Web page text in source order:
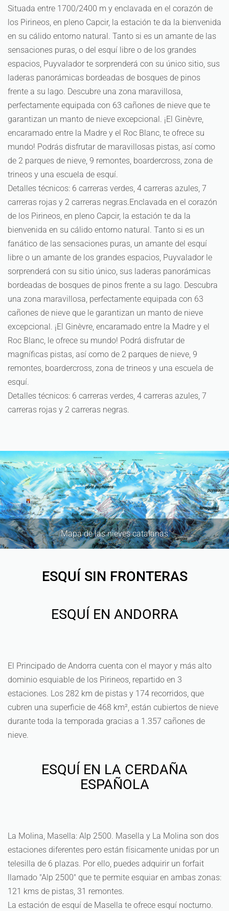
Situada entre 1700/2400 m y enclavada en el corazón de
los Pirineos, en pleno Capcir, la estación te da la bienvenida
en su cálido entorno natural. Tanto si es un amante de las
sensaciones puras, o del esquí libre o de los grandes
espacios, Puyvalador te sorprenderá con su único sitio, sus
laderas panorámicas bordeadas de bosques de pinos
frente a su lago. Descubre una zona maravillosa,
perfectamente equipada con 63 cañones de nieve que te
garantizan un manto de nieve excepcional. ¡El Ginèvre,
encaramado entre la Madre y el Roc Blanc, te ofrece su
mundo! Podrás disfrutar de maravillosas pistas, así como
de 2 parques de nieve, 9 remontes, boardercross, zona de
trineos y una escuela de esquí.
Detalles técnicos: 6 carreras verdes, 4 carreras azules, 7
carreras rojas y 2 carreras negras.Enclavada en el corazón
de los Pirineos, en pleno Capcir, la estación te da la
bienvenida en su cálido entorno natural. Tanto si es un
fanático de las sensaciones puras, un amante del esquí
libre o un amante de los grandes espacios, Puyvalador le
sorprenderá con su sitio único, sus laderas panorámicas
bordeadas de bosques de pinos frente a su lago. Descubra
una zona maravillosa, perfectamente equipada con 63
cañones de nieve que le garantizan un manto de nieve
excepcional. ¡El Ginèvre, encaramado entre la Madre y el
Roc Blanc, le ofrece su mundo! Podrá disfrutar de
magníficas pistas, así como de 2 parques de nieve, 9
remontes, boardercross, zona de trineos y una escuela de
esquí.
Detalles técnicos: 6 carreras verdes, 4 carreras azules, 7
carreras rojas y 2 carreras negras.
Mapa de las nieves catalanas
ESQUÍ SIN FRONTERAS
ESQUÍ EN ANDORRA
El Principado de Andorra cuenta con el mayor y más alto
dominio esquiable de los Pirineos, repartido en 3
estaciones. Los 282 km de pistas y 174 recorridos, que
cubren una superficie de 468 km², están cubiertos de nieve
durante toda la temporada gracias a 1.357 cañones de
nieve.
ESQUÍ EN LA CERDAÑA
ESPAÑOLA
La Molina, Masella: Alp 2500. Masella y La Molina son dos
estaciones diferentes pero están físicamente unidas por un
telesilla de 6 plazas. Por ello, puedes adquirir un forfait
llamado "Alp 2500" que te permite esquiar en ambas zonas:
121 kms de pistas, 31 remontes.
La estación de esquí de Masella te ofrece esquí nocturno.